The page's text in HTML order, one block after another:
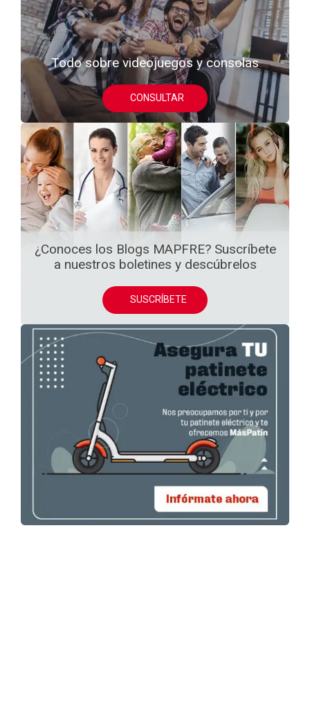
Todo sobre videojuegos y consolas
CONSULTAR
¿Conoces los Blogs MAPFRE? Suscríbete
a nuestros boletines y descúbrelos
SUSCRÍBETE